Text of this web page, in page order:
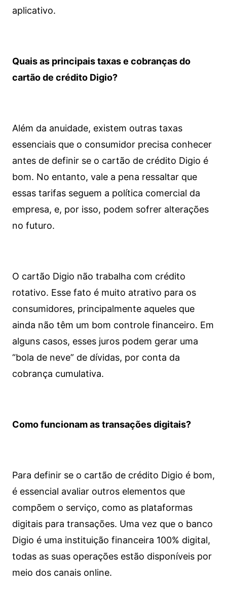
aplicativo.
Quais as principais taxas e cobranças do
cartão de crédito Digio?
Além da anuidade, existem outras taxas
essenciais que o consumidor precisa conhecer
antes de definir se o cartão de crédito Digio é
bom. No entanto, vale a pena ressaltar que
essas tarifas seguem a política comercial da
empresa, e, por isso, podem sofrer alterações
no futuro.
O cartão Digio não trabalha com crédito
rotativo. Esse fato é muito atrativo para os
consumidores, principalmente aqueles que
ainda não têm um bom controle financeiro. Em
alguns casos, esses juros podem gerar uma
“bola de neve” de dívidas, por conta da
cobrança cumulativa.
Como funcionam as transações digitais?
Para definir se o cartão de crédito Digio é bom,
é essencial avaliar outros elementos que
compõem o serviço, como as plataformas
digitais para transações. Uma vez que o banco
Digio é uma instituição financeira 100% digital,
todas as suas operações estão disponíveis por
meio dos canais online.